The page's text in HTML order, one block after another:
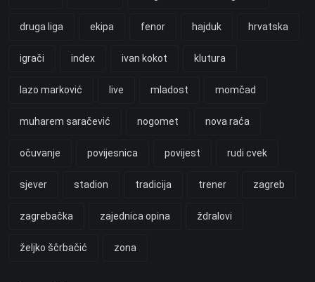
druga liga ekipa fenor hajduk hrvatska
igrači index ivan kokot klutura
lazo marković live mladost momčad
muharem saračević nogomet nova raća
očuvanje povijesnica povijest rudi cvek
sjever stadion tradicija trener zagreb
zagrebačka zajednica opina ždralovi
željko ščrbačić zona